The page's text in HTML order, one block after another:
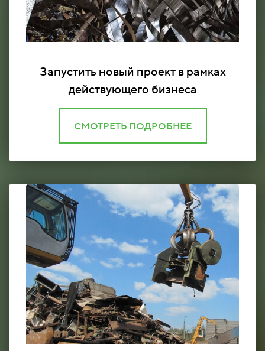
Запустить новый проект в рамках
действующего бизнеса
СМОТРЕТЬ ПОДРОБНЕЕ